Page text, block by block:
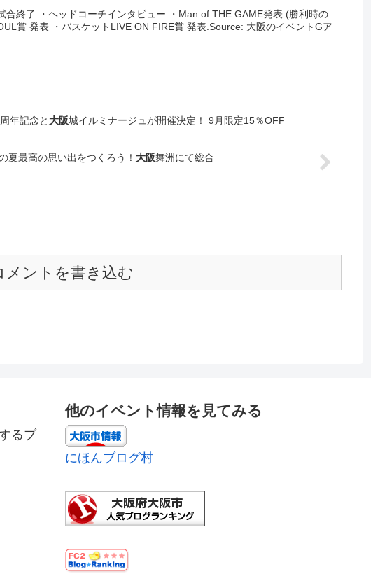
合終了 ・ヘッドコーチインタビュー ・Man of THE GAME発表 (勝利時の
賞 発表 ・バスケットLIVE ON FIRE賞 発表.Source: 大阪のイベントGア
年記念と 大阪城イルミナージュが開催決定！ 9月限定15％OFF
夏最高の思い出をつくろう！ 大阪舞洲にて総合
メントを書き込む
るブ
他のイベント情報を見てみる
にほんブログ村